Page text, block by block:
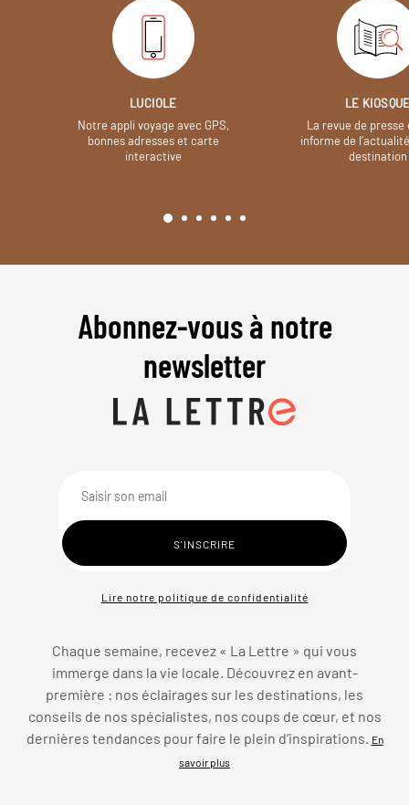
LUCIOLE
Notre appli voyage avec GPS,
bonnes adresses et carte
interactive
LE
La revue de presse
informe de
destination
Abonnez-vous à notre
newsletter
Lire notre politique de confidentialité
Chaque semaine, recevez « La Lettre » qui vous
immerge dans la vie locale. Découvrez en avant-
première : nos éclairages sur les destinations, les
conseils de nos spécialistes, nos coups de cœur, et nos
dernières tendances pour faire le plein d’inspirations. En
savoir plus